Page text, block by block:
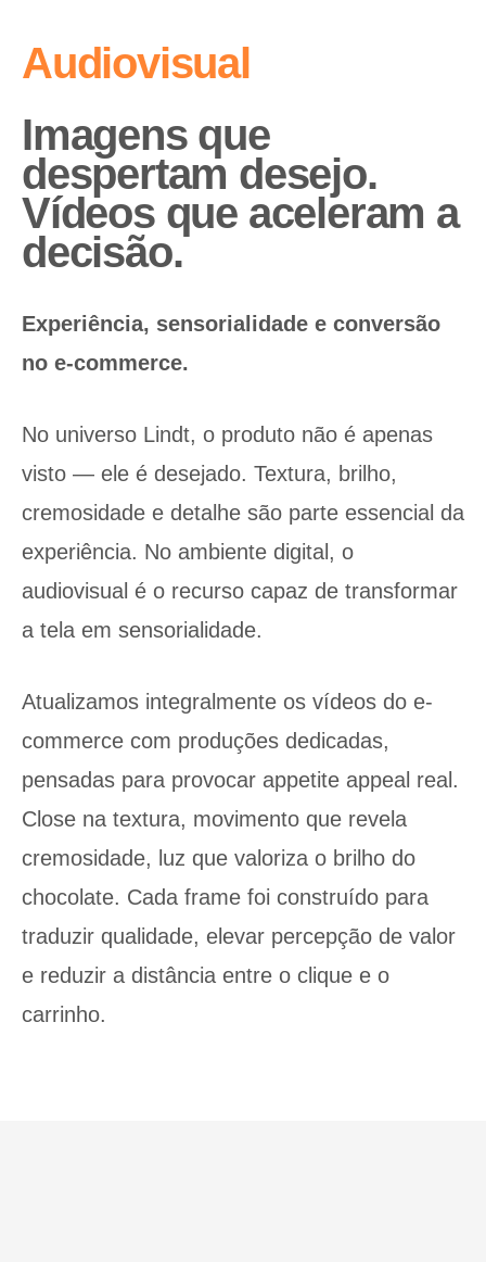
Audiovisual
Imagens que
despertam desejo.
Vídeos que aceleram a
decisão.
Experiência, sensorialidade e conversão
no e-commerce.
No universo Lindt, o produto não é apenas
visto — ele é desejado. Textura, brilho,
cremosidade e detalhe são parte essencial da
experiência. No ambiente digital, o
audiovisual é o recurso capaz de transformar
a tela em sensorialidade.
Atualizamos integralmente os vídeos do e-
commerce com produções dedicadas,
pensadas para provocar appetite appeal real.
Close na textura, movimento que revela
cremosidade, luz que valoriza o brilho do
chocolate. Cada frame foi construído para
traduzir qualidade, elevar percepção de valor
e reduzir a distância entre o clique e o
carrinho.